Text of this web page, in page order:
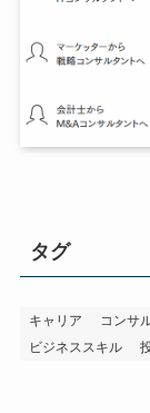
タグ
キャリア コンサ
ビジネススキル